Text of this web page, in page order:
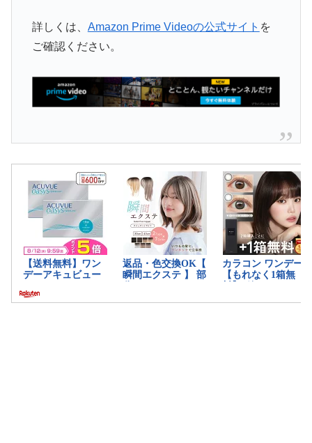
詳しくは、 Amazon Prime Videoの公式サイト を
ご確認ください。